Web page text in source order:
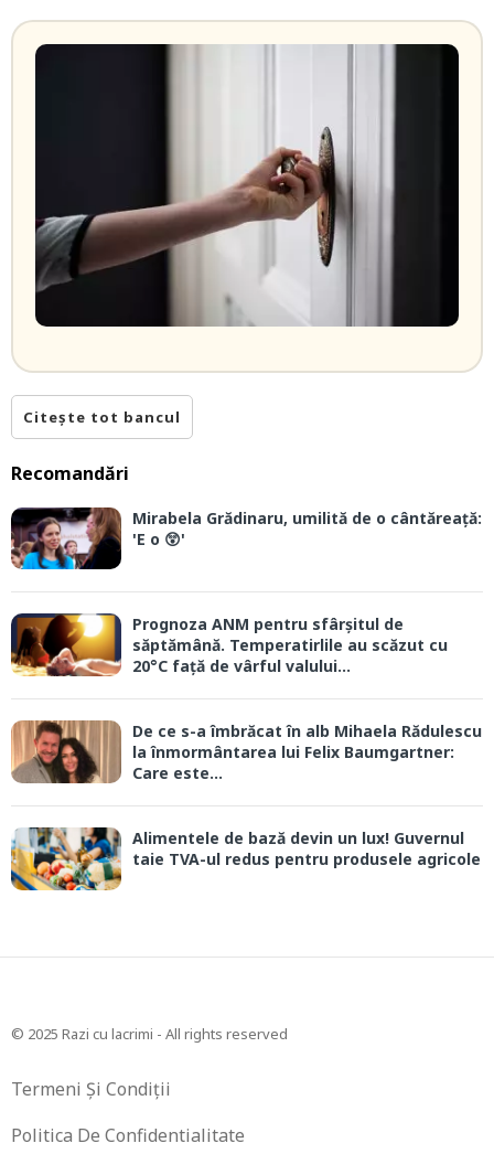
Citește tot bancul
Recomandări
Mirabela Grădinaru, umilită de o cântăreață:
'E o 😲'
Prognoza ANM pentru sfârșitul de
săptămână. Temperatirlile au scăzut cu
20°C față de vârful valului...
De ce s-a îmbrăcat în alb Mihaela Rădulescu
la înmormântarea lui Felix Baumgartner:
Care este...
Alimentele de bază devin un lux! Guvernul
taie TVA-ul redus pentru produsele agricole
© 2025 Razi cu lacrimi - All rights reserved
Termeni Și Condiții
Politica De Confidentialitate